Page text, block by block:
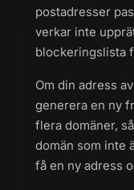
postadresser
verkar inte
blockeringslista
Om din adress
generera en ny
flera domäner,
domän som inte
få en ny adress